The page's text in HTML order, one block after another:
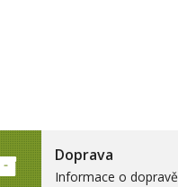
Doprava
Informace o dopravě